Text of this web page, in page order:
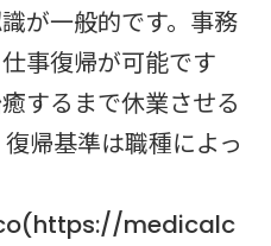
が一般的です。事務
事復帰が可能です
するまで休業させる
帰基準は職種によっ
medicalc